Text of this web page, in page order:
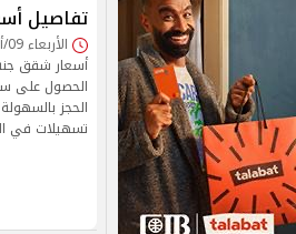
تفاصيل أسعار
الأربعاء 09/أكتوبر/2024 - 07:08 م
الحصول على
الحجز
تسهيلات في